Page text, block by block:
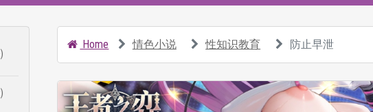
Home 情色小说 性知识教育 防止早泄